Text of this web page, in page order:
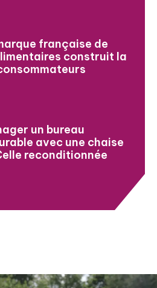
française de
construit la
un bureau
avec une chaise
reconditionnée